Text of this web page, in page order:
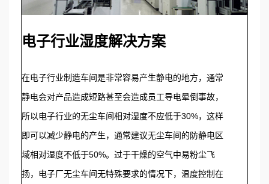
电子行业湿度解决方案
在电子行业制造车间是非常容易产生静电的地方，通常
静电会对产品造成短路甚至会造成员工导电晕倒事故，
所以电子行业的无尘车间相对湿度不应低于30%，这样
即可以减少静电的产生，通常建议无尘车间的防静电区
域相对湿度不低于50%。过于干燥的空气中易粉尘飞
扬，电子厂无尘车间无特殊要求的情况下，温度控制在